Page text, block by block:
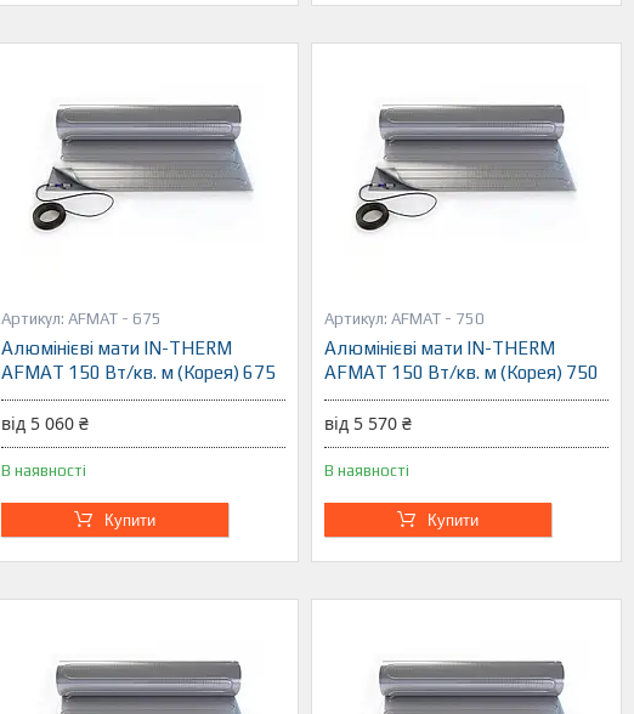
AFMAT - 675
Алюмінієві мати IN-THERM
AFMAT 150 Вт/кв. м (Корея) 675
від 5 060 ₴
В наявності
Купити
AFMAT - 750
Алюмінієві мати IN-THERM
AFMAT 150 Вт/кв. м (Корея) 750
від 5 570 ₴
В наявності
Купити